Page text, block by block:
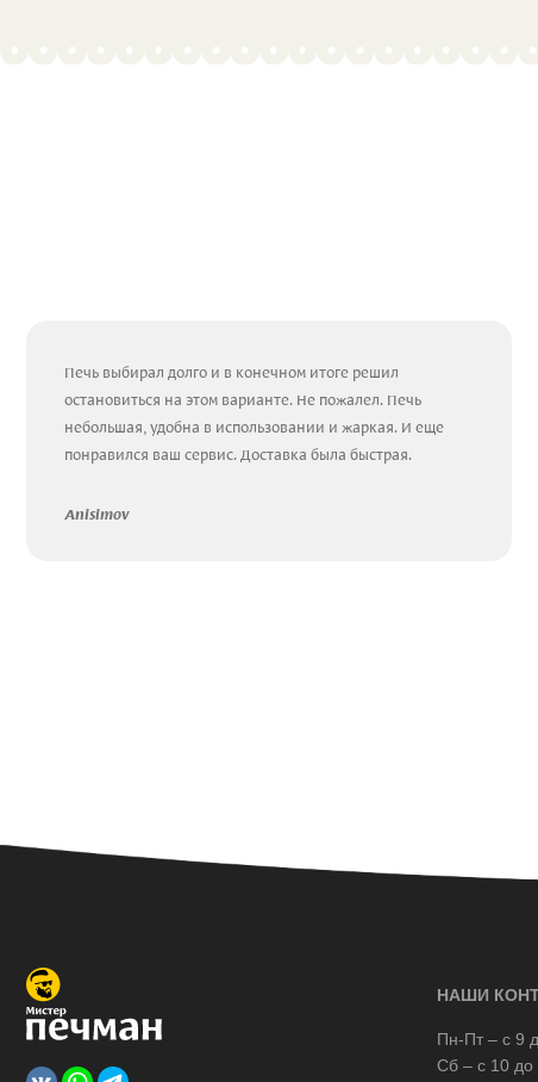
Печь выбирал долго и в конечном итоге решил
остановиться на этом варианте. Не пожалел. Печь
небольшая, удобна в использовании и жаркая. И еще
понравился ваш сервис. Доставка была быстрая.
Anisimov
НАШИ
Пн-Пт – с 9
Сб – с 10 до